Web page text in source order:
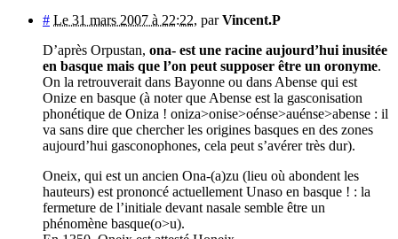
# Le 31 mars 2007 à 22:22, parVincent.P
D’après Orpustan, ona- est une racine aujourd’hui inusitée
en basque mais que l’on peut supposer être un oronyme.
On la retrouverait dans Bayonne ou dans Abense qui est
Onize en basque (à noter que Abense est la gasconisation
phonétique de Oniza ! oniza>onise>oénse>auénse>abense : il
va sans dire que chercher les origines basques en des zones
aujourd’hui gasconophones, cela peut s’avérer très dur).
Oneix, qui est un ancien Ona-(a)zu (lieu où abondent les
hauteurs) est prononcé actuellement Unaso en basque ! : la
fermeture de l’initiale devant nasale semble être un
phénomène basque(o>u).